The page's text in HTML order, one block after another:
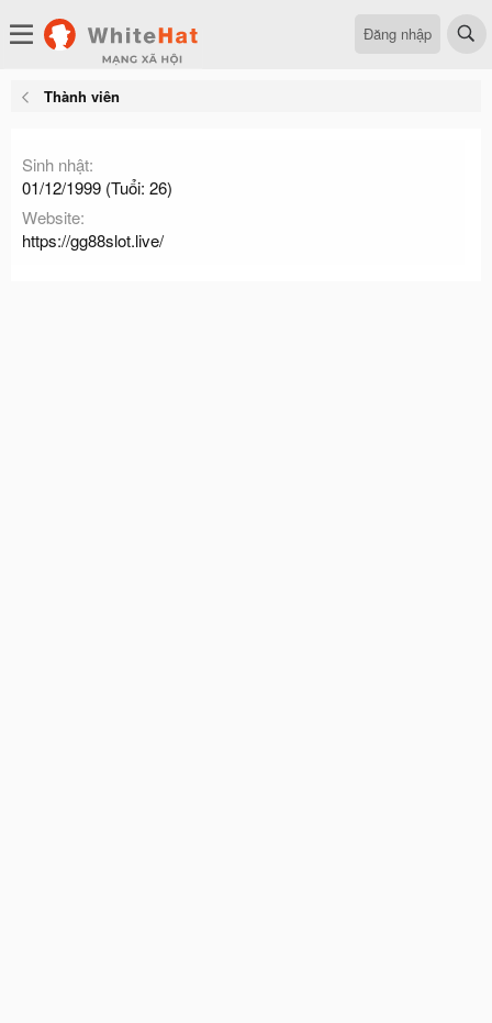
Đăng nhập
Thành viên
Sinh nhật
01/12/1999 (Tuổi: 26)
Website
https://gg88slot.live/